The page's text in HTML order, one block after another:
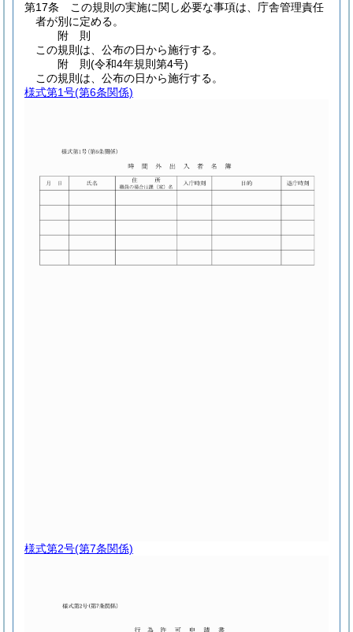
第17条
この規則の実施に関し必要な事項は、庁舎管理責任
者が別に定める。
附 則
この規則は、公布の日から施行する。
附 則(令和4年規則第4号)
この規則は、公布の日から施行する。
様式第1号(第6条関係)
様式第2号(第7条関係)